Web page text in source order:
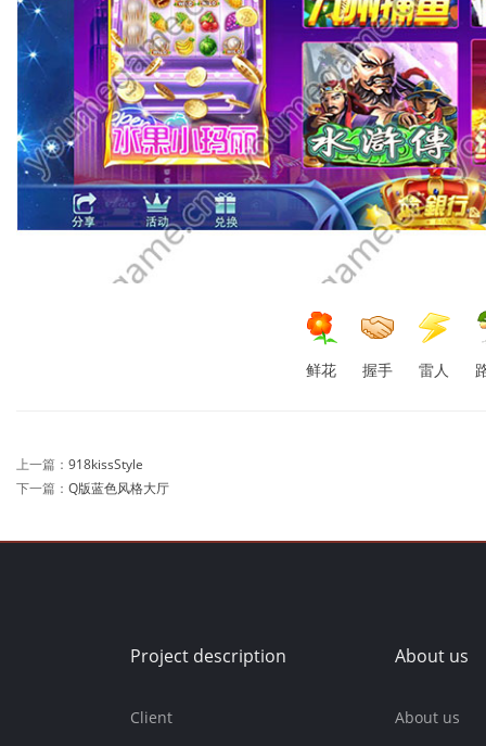
鲜花 握手 雷人
上一篇： 918kissStyle
下一篇： Q版蓝色风格大厅
Project description
Client
About us
About us